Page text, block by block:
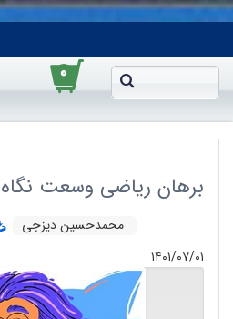
۰
برهان ریاضی وسعت
محمدحسین دیزجی
۱۴۰۱/۰۷/۰۱